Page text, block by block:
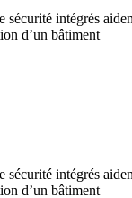
sécurité intégrés
d’un bâtiment
sécurité intégrés
d’un bâtiment